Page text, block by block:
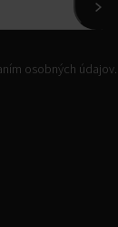
osobných údajov.